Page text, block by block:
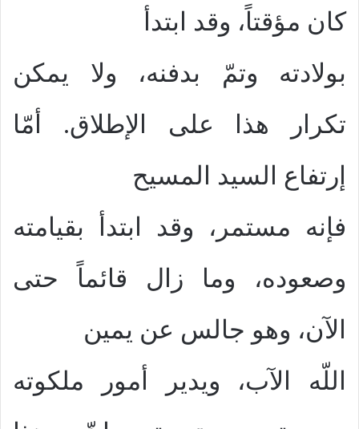
كان مؤقتاً، وقد ابتدأ
بولادته وتمّ بدفنه، ولا يمكن
تكرار هذا على الإطلاق. أمّا
إرتفاع السيد المسيح
فإنه مستمر، وقد ابتدأ بقيامته
وصعوده، وما زال قائماً حتى
الآن، وهو جالس عن يمين
اللّه الآب، ويدير أمور ملكوته